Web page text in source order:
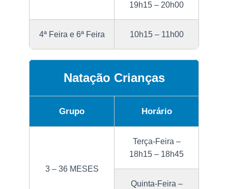
19h15 – 20h00
4ª Feira e 6ª Feira 10h15 – 11h00
Natação Crianças
Grupo Horário
3 – 36 MESES
Terça-Feira –
18h15 – 18h45
Quinta-Feira –